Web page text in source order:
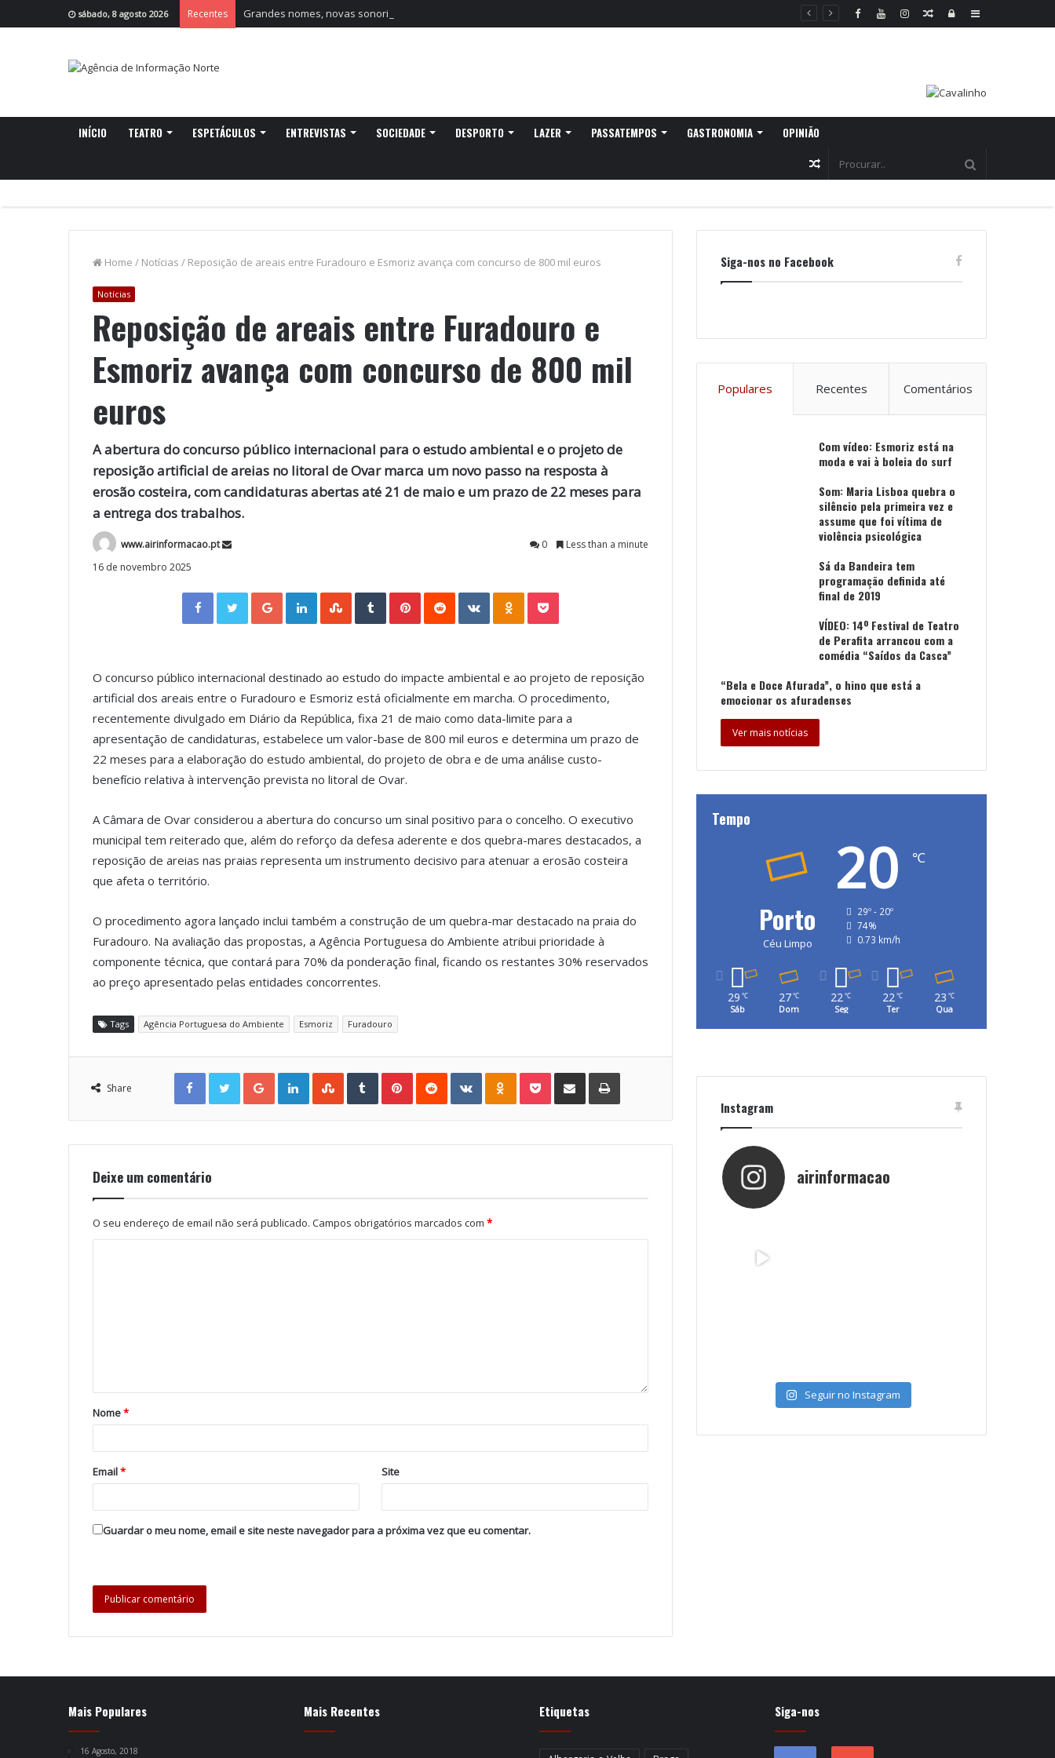
sábado, 8 agosto 2026 Recentes Grandes nomes, novas sonoridades e criação artística marcam a nova temporada do CTAL Sidebar
Log
Random
INÍCIO TEATRO ESPETÁCULOS ENTREVISTAS SOCIEDADE DESPORTO LAZER PASSATEMPOS GASTRONOMIA OPINIÃO
Random
Home / Notícias / Reposição de areais entre Furadouro e Esmoriz avança com concurso de 800 mil euros
Notícias
Reposição de areais entre Furadouro e
Esmoriz avança com concurso de 800 mil
euros
A abertura do concurso público internacional para o estudo ambiental e o projeto de
reposição artificial de areias no litoral de Ovar marca um novo passo na resposta à
erosão costeira, com candidaturas abertas até 21 de maio e um prazo de 22 meses para
a entrega dos trabalhos.
www.airinformacao.pt 0
Less than a minute
16 de novembro 2025
Facebook Twitter Google+ LinkedIn StumbleUpon Tumblr VKontakte
O concurso público internacional destinado ao estudo do impacte ambiental e ao projeto de reposição
artificial dos areais entre o Furadouro e Esmoriz está oficialmente em marcha. O procedimento,
recentemente divulgado em Diário da República, fixa 21 de maio como data-limite para a
apresentação de candidaturas, estabelece um valor-base de 800 mil euros e determina um prazo de
22 meses para a elaboração do estudo ambiental, do projeto de obra e de uma análise custo-
benefício relativa à intervenção prevista no litoral de Ovar.
A Câmara de Ovar considerou a abertura do concurso um sinal positivo para o concelho. O executivo
municipal tem reiterado que, além do reforço da defesa aderente e dos quebra-mares destacados, a
reposição de areias nas praias representa um instrumento decisivo para atenuar a erosão costeira
que afeta o território.
O procedimento agora lançado inclui também a construção de um quebra-mar destacado na praia do
Furadouro. Na avaliação das propostas, a Agência Portuguesa do Ambiente atribui prioridade à
componente técnica, que contará para 70% da ponderação final, ficando os restantes 30% reservados
ao preço apresentado pelas entidades concorrentes.
Tags Agência Portuguesa do Ambiente Esmoriz Furadouro
Share
Facebook Twitter Google+ LinkedIn StumbleUpon Tumblr Pinterest Reddit VKontakte Odnoklassniki Pocket Share via Email Print
Deixe um comentário
O seu endereço de email não será publicado. Campos obrigatórios marcados com *
Nome*
Email* Site
Guardar o meu nome, email e site neste navegador para a próxima vez que eu comentar.
Siga-nos no Facebook
Populares Recentes Comentários
Com vídeo: Esmoriz está na
moda e vai à boleia do surf
Som: Maria Lisboa quebra o
silêncio pela primeira vez e
assume que foi vítima de
violência psicológica
Sá da Bandeira tem
programação definida até
final de 2019
VÍDEO: 14º Festival de Teatro
de Perafita arrancou com a
comédia “Saídos da Casca”
“Bela e Doce Afurada”, o hino que está a
emocionar os afuradenses
Ver mais notícias
Tempo
Porto
Céu Limpo
20 ℃
29º - 20º
74%
0.73 km/h
29 ℃
Sáb
27℃
Dom
22℃
Seg
22℃
Ter
23 ℃
Qua
Instagram
airinformacao
Seguir no Instagram
Mais Populares
16 Agosto, 2018
Mais Recentes Etiquetas Siga-nos